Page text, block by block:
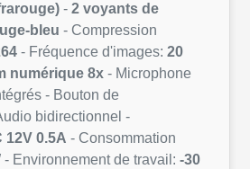
- 2 voyants de
bleu - Compression
- Fréquence d'images: 20
numérique 8x - Microphone
- Bouton de
bidirectionnel -
12V 0.5A - Consommation
- Environnement de travail: -30